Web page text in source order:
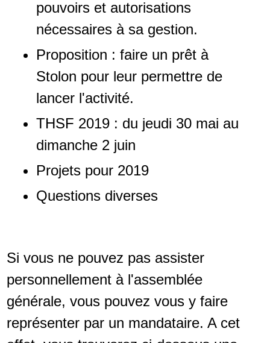
pouvoirs et autorisations
nécessaires à sa gestion.
Proposition : faire un prêt à
Stolon pour leur permettre de
lancer l'activité.
THSF 2019 : du jeudi 30 mai au
dimanche 2 juin
Projets pour 2019
Questions diverses
Si vous ne pouvez pas assister
personnellement à l'assemblée
générale, vous pouvez vous y faire
représenter par un mandataire. A cet